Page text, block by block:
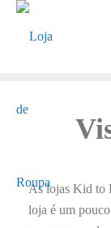
As lojas Kid to
loja é um